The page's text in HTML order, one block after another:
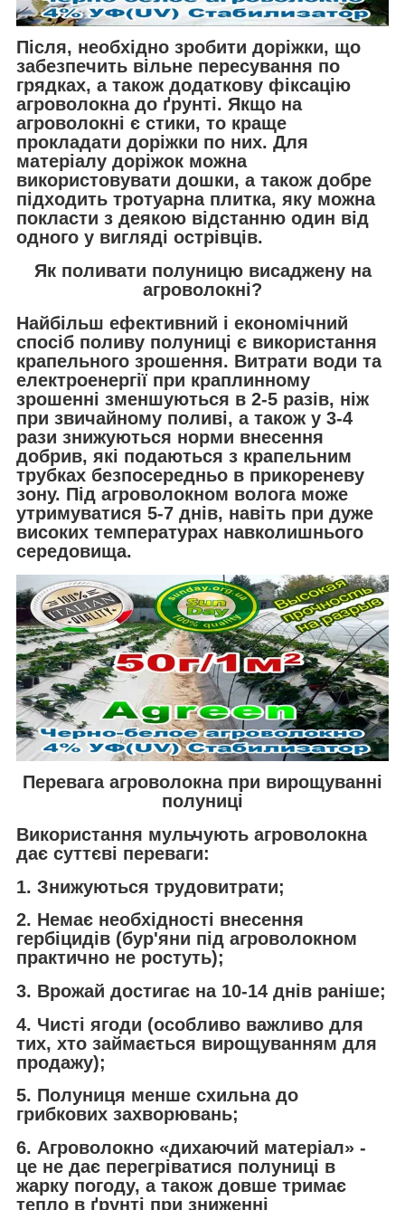
Після, необхідно зробити доріжки, що
забезпечить вільне пересування по
грядках, а також додаткову фіксацію
агроволокна до ґрунті. Якщо на
агроволокні є стики, то краще
прокладати доріжки по них. Для
матеріалу доріжок можна
використовувати дошки, а також добре
підходить тротуарна плитка, яку можна
покласти з деякою відстанню один від
одного у вигляді острівців.
Як поливати полуницю висаджену на
агроволокні?
Найбільш ефективний і економічний
спосіб поливу полуниці є використання
крапельного зрошення. Витрати води та
електроенергії при краплинному
зрошенні зменшуються в 2-5 разів, ніж
при звичайному поливі, а також у 3-4
рази знижуються норми внесення
добрив, які подаються з крапельним
трубках безпосередньо в прикореневу
зону. Під агроволокном волога може
утримуватися 5-7 днів, навіть при дуже
високих температурах навколишнього
середовища.
Перевага агроволокна при вирощуванні
полуниці
Використання мульчують агроволокна
дає суттєві переваги:
1. Знижуються трудовитрати;
2. Немає необхідності внесення
гербіцидів (бур'яни під агроволокном
практично не ростуть);
3. Врожай достигає на 10-14 днів раніше;
4. Чисті ягоди (особливо важливо для
тих, хто займається вирощуванням для
продажу);
5. Полуниця менше схильна до
грибкових захворювань;
6. Агроволокно «дихаючий матеріал» -
це не дає перегріватися полуниці в
жарку погоду, а також довше тримає
тепло в ґрунті при зниженні